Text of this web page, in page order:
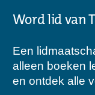
Word lid van
Een
alleen boeken
en ontdek alle